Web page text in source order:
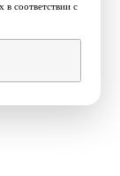
в соответствии с